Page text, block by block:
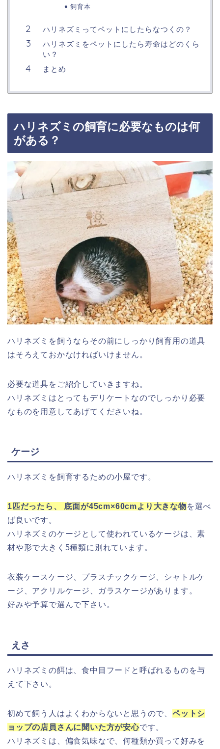
飼育本
ハリネズミってペットにしたらなつくの？
ハリネズミをペットにしたら寿命はどのくら
い？
まとめ
ハリネズミの飼育に必要なものは何
がある？
ハリネズミを飼うならその前にしっかり飼育用の道具
はそろえておかなければいけません。
必要な道具をご紹介していきますね。
ハリネズミはとってもデリケートなのでしっかり必要
なものを用意してあげてくださいね。
ケージ
ハリネズミを飼育するための小屋です。
1匹だったら、 底面が45cm×60cmより大きな物を選べ
ば良いです。
ハリネズミのケージとして使われているケージは、素
材や形で大きく5種類に別れています。
衣装ケースケージ、プラスチックケージ、シャトルケ
ージ、アクリルケージ、ガラスケージがあります。
好みや予算で選んで下さい。
えさ
ハリネズミの餌は、食中目フードと呼ばれるものを与
えて下さい。
初めて飼う人はよくわからないと思うので、 ペットシ
ョップの店員さんに聞いた方が安心です。
ハリネズミは、偏食気味なで、何種類か買って好みを